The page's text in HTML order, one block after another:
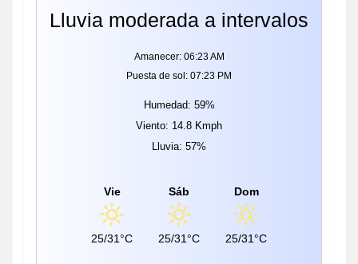
Lluvia moderada a intervalos
Amanecer: 06:23 AM
Puesta de sol: 07:23 PM
Humedad: 59%
Viento: 14.8 Kmph
Lluvia: 57%
Vie
25/31°C
Sáb
25/31°C
Dom
25/31°C